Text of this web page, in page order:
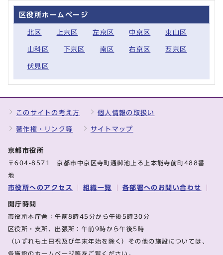
区役所ホームページ
北区 上京区 左京区 中京区 東山区
山科区 下京区 南区 右京区 西京区
伏見区
このサイトの考え方 個人情報の取扱い
著作権・リンク等 サイトマップ
京都市役所
〒604-8571 京都市中京区寺町通御池上る上本能寺前町488番
地
市役所へのアクセス 組織一覧 各部署へのお問い合わせ
開庁時間
市役所本庁舎：午前8時45分から午後5時30分
区役所・支所、出張所：午前9時から午後5時
（いずれも土日祝及び年末年始を除く）その他の施設については、
各施設のホームページ等をご覧ください。